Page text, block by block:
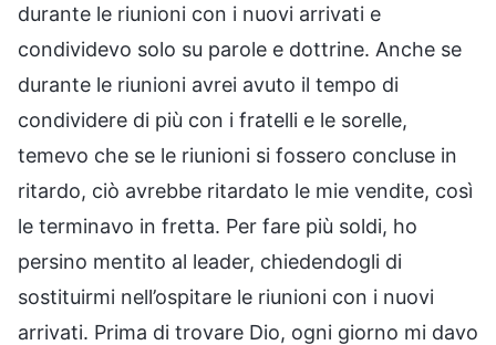
durante le riunioni con i nuovi arrivati e
condividevo solo su parole e dottrine. Anche se
durante le riunioni avrei avuto il tempo di
condividere di più con i fratelli e le sorelle,
temevo che se le riunioni si fossero concluse in
ritardo, ciò avrebbe ritardato le mie vendite, così
le terminavo in fretta. Per fare più soldi, ho
persino mentito al leader, chiedendogli di
sostituirmi nell’ospitare le riunioni con i nuovi
arrivati. Prima di trovare Dio, ogni giorno mi davo